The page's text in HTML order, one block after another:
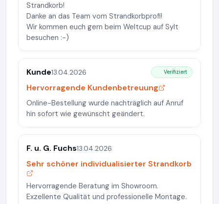
Strandkorb!
Danke an das Team vom Strandkorbprofi!
Wir kommen euch gern beim Weltcup auf Sylt
besuchen :-)
Kunde13.04.2026 Verifiziert
Hervorragende Kundenbetreuung
Online-Bestellung wurde nachträglich auf Anruf
hin sofort wie gewünscht geändert.
F. u. G. Fuchs13.04.2026
Sehr schöner individualisierter Strandkorb
Hervorragende Beratung im Showroom.
Exzellente Qualität und professionelle Montage.